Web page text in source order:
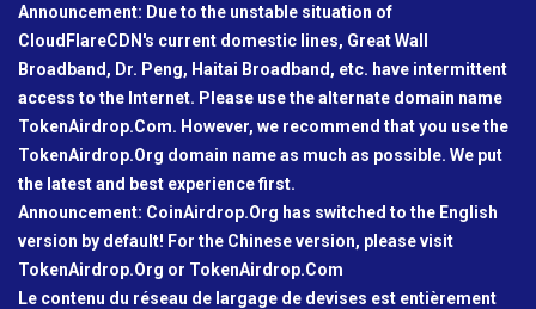
Announcement: Due to the unstable situation of
CloudFlareCDN's current domestic lines, Great Wall
Broadband, Dr. Peng, Haitai Broadband, etc. have intermittent
access to the Internet. Please use the alternate domain name
TokenAirdrop.Com. However, we recommend that you use the
TokenAirdrop.Org domain name as much as possible. We put
the latest and best experience first.
Announcement: CoinAirdrop.Org has switched to the English
version by default! For the Chinese version, please visit
TokenAirdrop.Org or TokenAirdrop.Com
Le contenu du réseau de largage de devises est entièrement